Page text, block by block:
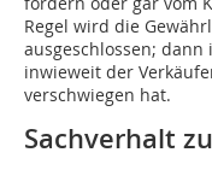
Regel wird die
ausgeschlossen;
inwieweit der
verschwiegen hat.
Sachverhalt